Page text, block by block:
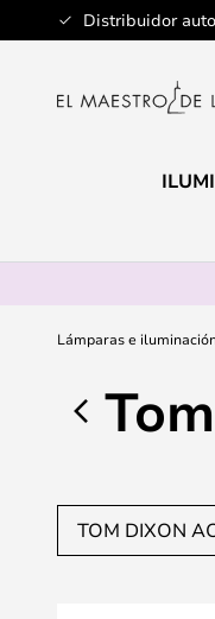
Distribuidor
Ir
al
Lámparas e
TOM DIXON